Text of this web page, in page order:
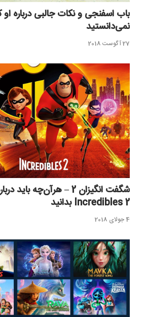
باب اسفنجی و نکات جالبی درباره او
نمی‌دانستید
27 آگوست 2018
شگفت انگیزان 2 – هرآن‌چه
Incredibles 2 بدانید
4 جولای 2018